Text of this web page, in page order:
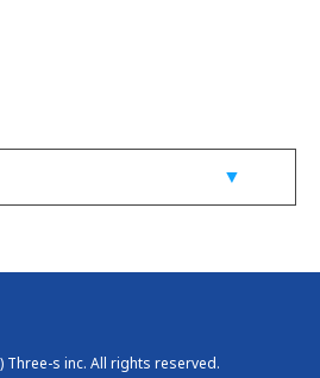
Three-s inc. All rights reserved.